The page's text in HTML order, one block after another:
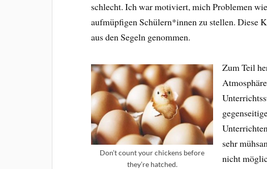
schlecht. Ich war motiviert, mich Problemen
aufmüpfigen Schülern*innen zu stellen. Diese
aus den Segeln genommen.
Don’t count your chickens before
they’re hatched.
Zum Teil
sehr
nicht